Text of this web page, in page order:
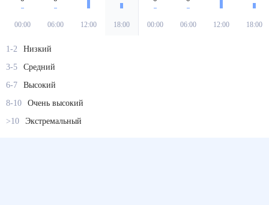
00:00 06:00 12:00 18:00 00:00 06:00 12:00 18:00
1-2
Низкий
3-5
Средний
6-7
Высокий
8-10
Очень высокий
>10
Экстремальный